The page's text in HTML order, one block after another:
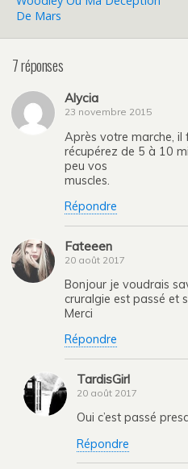
De Mars
7 réponses
Alycia
23 novembre 2015
Après votre marche,
récupérez de 5 à 10
peu vos
muscles.
Répondre
Fateeen
20 août 2017
Bonjour je voudrais
cruralgie est passé et
Merci
Répondre
TardisGirl
20 août 2017
Oui c’est passé
Répondre